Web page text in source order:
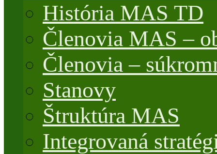
História MAS TD
Členovia MAS –
Členovia –
Stanovy
Štruktúra MAS
Integrovaná